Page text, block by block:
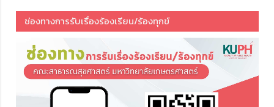
ช่องทางการรับเรื่องร้องเรียน/ร้องทุกข์